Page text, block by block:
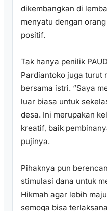
dikembangkan di
menyatu dengan
positif.
Tak hanya penilik
Pardiantoko juga turut
bersama istri. “Saya
luar biasa untuk
desa. Ini merupakan
kreatif, baik
pujinya.
Pihaknya pun
stimulasi dana untuk
Hikmah agar lebih
semoga bisa